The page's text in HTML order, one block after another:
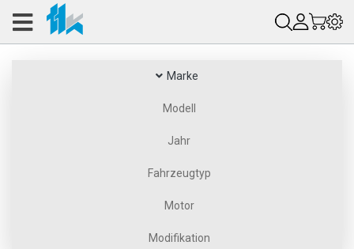
Marke
Modell
Jahr
Fahrzeugtyp
Motor
Modifikation